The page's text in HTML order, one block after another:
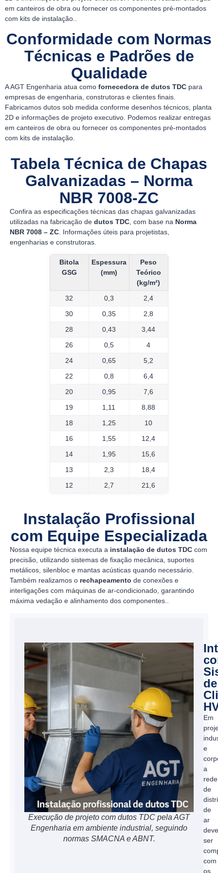
em canteiros de obra ou fornecer os componentes pré-montados
com kits de instalação..
Conformidade com Normas
Técnicas e Padrões de
Qualidade
A AGT Engenharia atua como fornecedora de dutos TDC para
empresas de engenharia, construtoras e clientes finais.
Fabricamos dutos sob medida conforme desenhos técnicos, planta
2D e informações de projeto executivo. Podemos realizar entregas
em canteiros de obra ou fornecer os componentes pré-montados
com kits de instalação.
Tabela Técnica de Chapas
Galvanizadas – Norma
NBR 7008-ZC
Confira as especificações técnicas das chapas galvanizadas
utilizadas na fabricação de dutos TDC , com base na Norma
NBR 7008 – ZC . Informações úteis para projetistas,
engenharias e construtoras.
Bitola
GSG
Espessura
(mm)
Peso
Teórico
(kg/m²)
32
0,3
2,4
30
0,35
2,8
28
0,43
3,44
26
0,5
4
24
0,65
5,2
22
0,8
6,4
20
0,95
7,6
19
1,11
8,88
18
1,25
10
16
1,55
12,4
14
1,95
15,6
13
2,3
18,4
12
2,7 21,6
Instalação Profissional
com Equipe Especializada
Nossa equipe técnica executa a instalação de dutos TDC com
precisão, utilizando sistemas de fixação mecânica, suportes
metálicos, silenbloc e mantas acústicas quando necessário.
Também realizamos o rechapeamento de conexões e
interligações com máquinas de ar-condicionado, garantindo
máxima vedação e alinhamento dos componentes..
de
Em
e
a
rede
de
de
ar
deve
ser
com
os
Execução de projeto com dutos TDC pela AGT
Engenharia em ambiente industrial, seguindo
normas SMACNA e ABNT.